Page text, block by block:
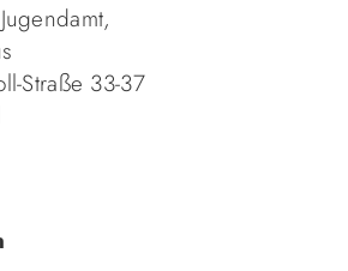
Straße 33-37